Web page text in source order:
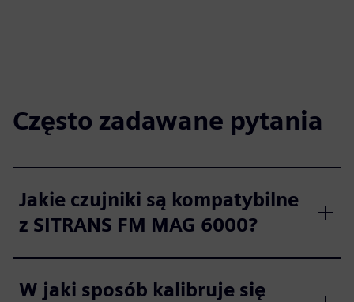
Często zadawane pytania
Jakie czujniki są kompatybilne
z SITRANS FM MAG 6000?
W jaki sposób kalibruje się